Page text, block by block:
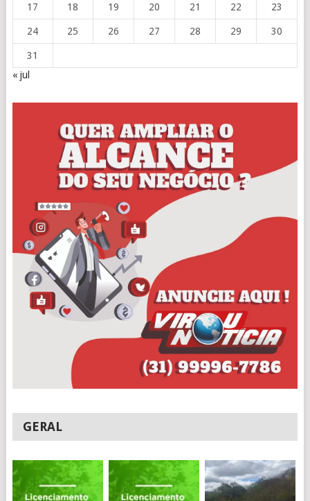
17 18 19 20 21 22 23
24 25 26 27 28 29 30
31
« jul
GERAL